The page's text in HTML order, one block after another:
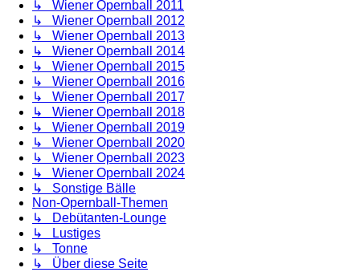
↳ Wiener Opernball 2011
↳ Wiener Opernball 2012
↳ Wiener Opernball 2013
↳ Wiener Opernball 2014
↳ Wiener Opernball 2015
↳ Wiener Opernball 2016
↳ Wiener Opernball 2017
↳ Wiener Opernball 2018
↳ Wiener Opernball 2019
↳ Wiener Opernball 2020
↳ Wiener Opernball 2023
↳ Wiener Opernball 2024
↳ Sonstige Bälle
Non-Opernball-Themen
↳ Debütanten-Lounge
↳ Lustiges
↳ Tonne
↳ Über diese Seite